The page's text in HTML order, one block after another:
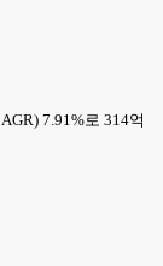
7.91%로 314억